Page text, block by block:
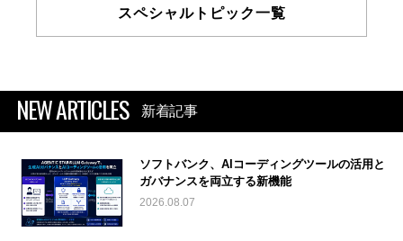
スペシャルトピック一覧
NEW ARTICLES 新着記事
ソフトバンク、AIコーディングツールの活用と
ガバナンスを両立する新機能
2026.08.07